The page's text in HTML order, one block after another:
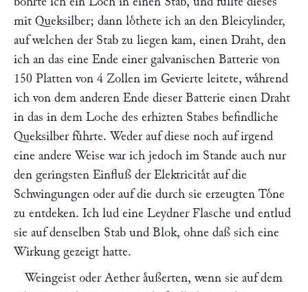
mit Queksilber; dann loͤthete ich an den Bleicylinder,
auf welchen der Stab zu liegen kam, einen Draht, den
ich an das eine Ende einer galvanischen Batterie von
150 Platten von 4 Zollen im Gevierte leitete, waͤhrend
ich von dem anderen Ende dieser Batterie einen Draht
in das in dem Loche des erhizten Stabes befindliche
Queksilber fuͤhrte. Weder auf diese noch auf irgend
eine andere Weise war ich jedoch im Stande auch nur
den geringsten Einfluß der Elektricitaͤt auf die
Schwingungen oder auf die durch sie erzeugten Toͤne
zu entdeken. Ich lud eine Leydner Flasche und entlud
sie auf denselben Stab und Blok, ohne daß sich eine
Wirkung gezeigt hatte.
Weingeist oder Aether aͤußerten, wenn sie auf dem